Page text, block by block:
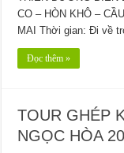
CO – HÒN KHÔ –
MAI Thời gian: Đi về
Đọc thêm »
TOUR GHÉP
NGỌC HÒA